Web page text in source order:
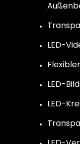
LED-
LED-
LED-